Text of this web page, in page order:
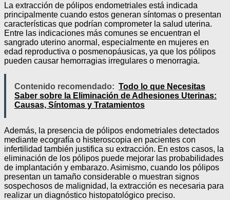
La extracción de pólipos endometriales está indicada
principalmente cuando estos generan síntomas o presentan
características que podrían comprometer la salud uterina.
Entre las indicaciones más comunes se encuentran el
sangrado uterino anormal, especialmente en mujeres en
edad reproductiva o posmenopáusicas, ya que los pólipos
pueden causar hemorragias irregulares o menorragia.
Contenido recomendado: Todo lo que Necesitas
Saber sobre la Eliminación de Adhesiones Uterinas:
Causas, Síntomas y Tratamientos
Además, la presencia de pólipos endometriales detectados
mediante ecografía o histeroscopia en pacientes con
infertilidad también justifica su extracción. En estos casos, la
eliminación de los pólipos puede mejorar las probabilidades
de implantación y embarazo. Asimismo, cuando los pólipos
presentan un tamaño considerable o muestran signos
sospechosos de malignidad, la extracción es necesaria para
realizar un diagnóstico histopatológico preciso.